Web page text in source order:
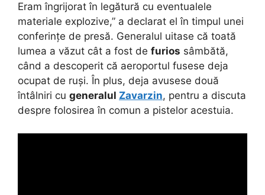
Eram îngrijorat în legătură cu eventualele
materiale explozive,” a declarat el în timpul unei
conferințe de presă. Generalul uitase că toată
lumea a văzut cât a fost de furios sâmbătă,
când a descoperit că aeroportul fusese deja
ocupat de ruși. În plus, deja avusese două
întâlniri cu generalul Zavarzin, pentru a discuta
despre folosirea în comun a pistelor acestuia.